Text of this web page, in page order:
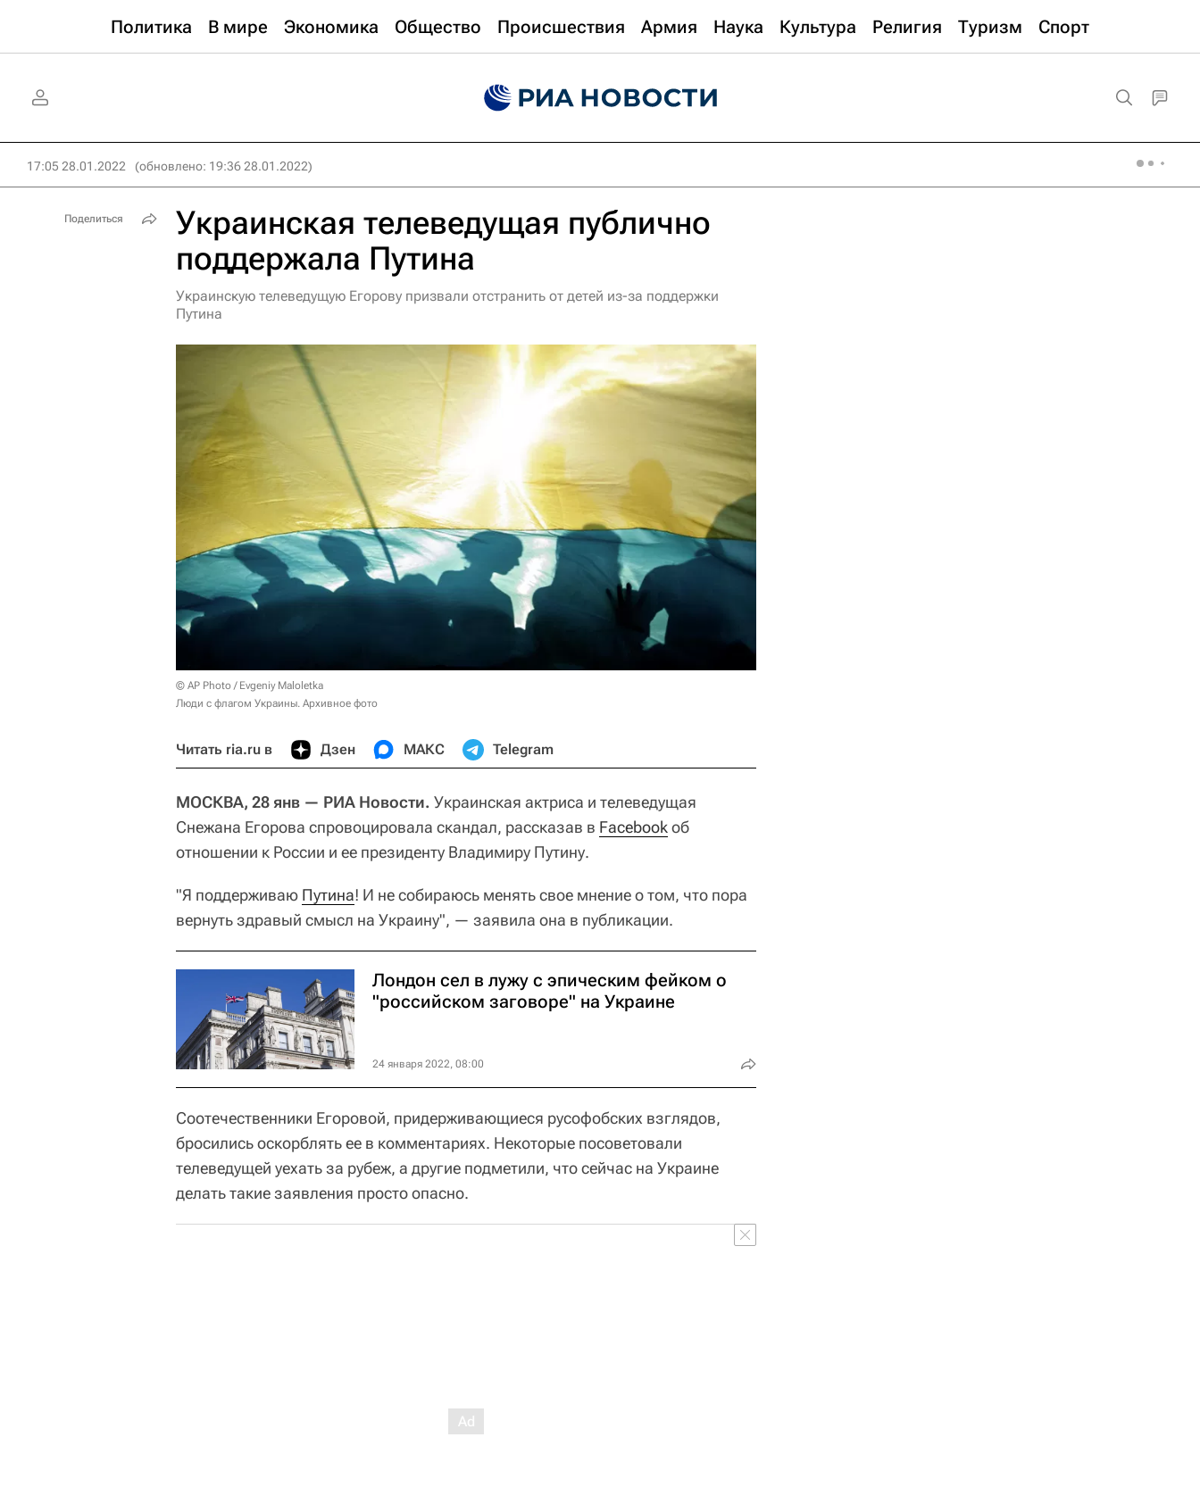
Политика В мире Экономика Общество Происшествия Армия Наука Культура Религия Туризм Спорт
17:05 28.01.2022 (обновлено: 19:36 28.01.2022)
Украинская телеведущая публично
поддержала Путина
Украинскую телеведущую Егорову призвали отстранить от детей из-за поддержки
Путина
© AP Photo / Evgeniy Maloletka
Люди с флагом Украины. Архивное фото
Читать ria.ru в Дзен МАКС Telegram
МОСКВА, 28 янв — РИА Новости. Украинская актриса и телеведущая
Снежана Егорова спровоцировала скандал, рассказав в Facebookоб
отношении к России и ее президенту Владимиру Путину.
"Я поддерживаю Путина! И не собираюсь менять свое мнение о том, что пора
вернуть здравый смысл на Украину", — заявила она в публикации.
Лондон сел в лужу с эпическим фейком о
"российском заговоре" на Украине
24 января 2022, 08:00
Соотечественники Егоровой, придерживающиеся русофобских взглядов,
бросились оскорблять ее в комментариях. Некоторые посоветовали
телеведущей уехать за рубеж, а другие подметили, что сейчас на Украине
делать такие заявления просто опасно.
Поделиться